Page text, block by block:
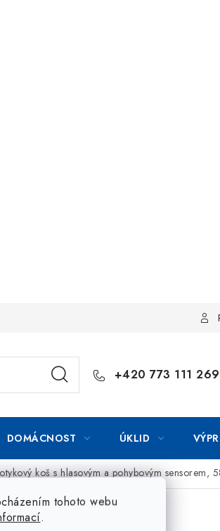
tohoto webu
.
+420 773 111 269
DOMÁCNOST ÚKLID
koš s hlasovým a pohybovým sensorem,